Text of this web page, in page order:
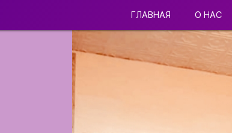
ГЛАВНАЯ О НАС